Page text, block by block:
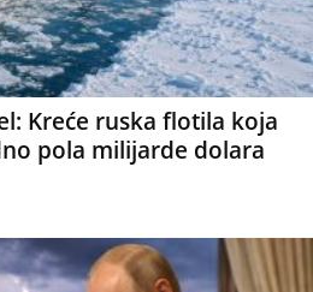
Kreće ruska flotila koja
pola milijarde dolara